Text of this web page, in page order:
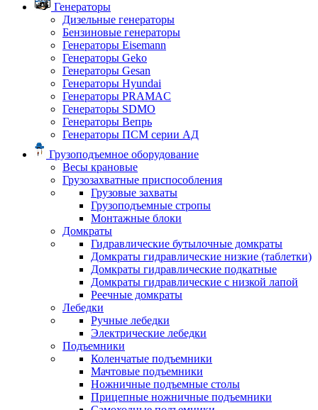
Генераторы
Дизельные генераторы
Бензиновые генераторы
Генераторы Eisemann
Генераторы Geko
Генераторы Gesan
Генераторы Hyundai
Генераторы PRAMAC
Генераторы SDMO
Генераторы Вепрь
Генераторы ПСМ серии АД
Грузоподъемное оборудование
Весы крановые
Грузозахватные приспособления
Грузовые захваты
Грузоподъемные стропы
Монтажные блоки
Домкраты
Гидравлические бутылочные домкраты
Домкраты гидравлические низкие (таблетки)
Домкраты гидравлические подкатные
Домкраты гидравлические с низкой лапой
Реечные домкраты
Лебедки
Ручные лебедки
Электрические лебедки
Подъемники
Коленчатые подъемники
Мачтовые подъемники
Ножничные подъемные столы
Прицепные ножничные подъемники